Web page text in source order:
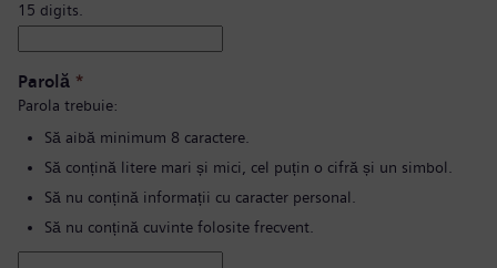
15 digits.
Parolă *
Parola trebuie:
Să aibă minimum 8 caractere.
Să conțină litere mari și mici, cel puțin o cifră și un simbol.
Să nu conțină informații cu caracter personal.
Să nu conțină cuvinte folosite frecvent.